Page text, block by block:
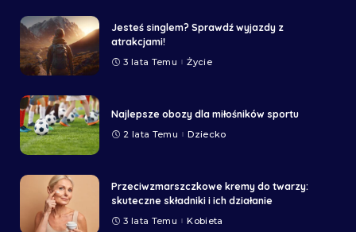
Jesteś singlem? Sprawdź wyjazdy z
atrakcjami!
3 lata Temu Życie
Najlepsze obozy dla miłośników sportu
2 lata Temu Dziecko
Przeciwzmarszczkowe kremy do twarzy:
skuteczne składniki i ich działanie
3 lata Temu Kobieta